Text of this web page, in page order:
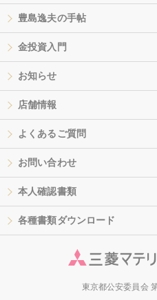
豊島逸夫の手帖
金投資入門
お知らせ
店舗情報
よくあるご質問
お問い合わせ
本人確認書類
各種書類ダウンロード
東京都公安委員会